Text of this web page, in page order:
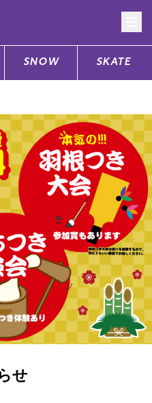
SUPPORT
ご利用ガイド
会員ランク
アフターサポート
SNOW SKATE
せ